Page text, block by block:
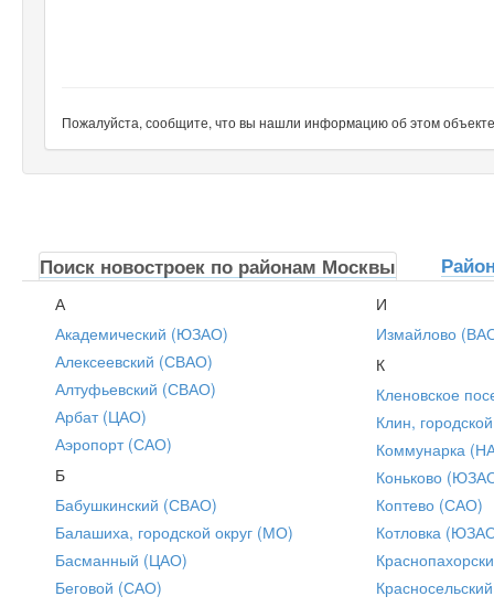
Пожалуйста, сообщите, что вы нашли информацию об этом
Поиск новостроек по районам Москвы
А
Академический (ЮЗАО)
Алексеевский (СВАО)
Алтуфьевский (СВАО)
Арбат (ЦАО)
Аэропорт (САО)
Б
Бабушкинский (СВАО)
Балашиха, городской округ (МО)
Басманный (ЦАО)
Беговой (САО)
И
Измайлово
К
Кленовское
Клин,
Коммунарка
Коньково
Коптево (САО)
Котловка